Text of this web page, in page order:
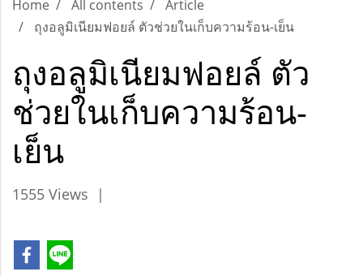
Home All contents
Article
ถุงอลูมิเนียมฟอยล์ ตัวช่วยในเก็บความร้อน-เย็น
ถุงอลูมิเนียมฟอยล์ ตัว
ช่วยในเก็บความร้อน-
เย็น
1555 Views |